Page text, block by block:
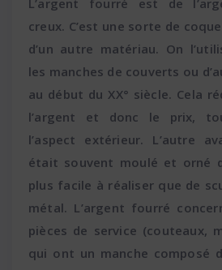
L’argent fourré est de
creux. C’est une sorte de
d’un autre matériau. On
les manches de couverts ou
au début du XX° siècle. Cela
l’argent et donc le prix,
l’aspect extérieur. L’autre
était souvent moulé et orné
plus facile à réaliser que de
métal. L’argent fourré
pièces de service (couteaux,
qui ont un manche composé